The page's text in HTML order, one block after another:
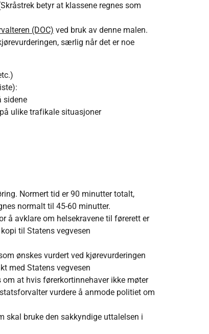
betyr at klassene regnes som
(DOC) ved bruk av denne malen.
særlig når det er noe
sidene
ulike trafikale situasjoner
Normert tid er 90 minutter totalt,
normalt til 45-60 minutter.
å avklare om helsekravene til førerett er
til Statens vegvesen
ønskes vurdert ved kjørevurderingen
med Statens vegvesen
at hvis førerkortinnehaver ikke møter
vurdere å anmode politiet om
skal bruke den sakkyndige uttalelsen i